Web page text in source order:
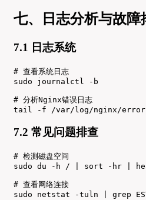
七、日志分析与故障
7.1 日志系统
# 查看系统日志
sudo journalctl -b
# 分析Nginx错误日志
tail -f /var/log/nginx/
7.2 常见问题排查
# 检测磁盘空间
sudo du -h / | sort -hr |
# 查看网络连接
sudo netstat -tuln | grep